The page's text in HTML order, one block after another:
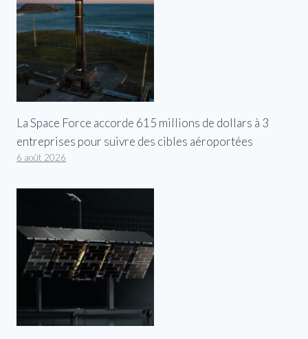
La Space Force accorde 615 millions de dollars à 3
entreprises pour suivre des cibles aéroportées
6 août 2026